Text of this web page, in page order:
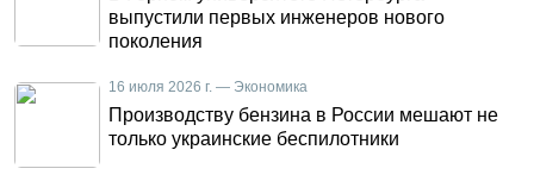
выпустили первых инженеров нового
поколения
16 июля 2026 г. — Экономика
Производству бензина в России мешают не
только украинские беспилотники